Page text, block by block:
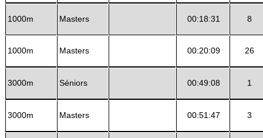
1000m Masters 00:18:31 8
1000m Masters 00:20:09 26
3000m Séniors 00:49:08 1
3000m Masters 00:51:47 3